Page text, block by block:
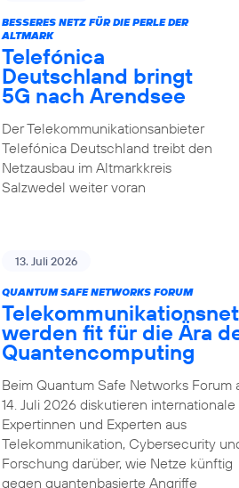
BESSERES NETZ FÜR DIE PERLE DER
ALTMARK
Telefónica
Deutschland bringt
5G nach Arendsee
Der Telekommunikationsanbieter
Telefónica Deutschland treibt den
Netzausbau im Altmarkkreis
Salzwedel weiter voran
13. Juli 2026
QUANTUM SAFE NETWORKS FORUM
werden fit für die Ära
Quantencomputing
Beim Quantum Safe Networks Forum
14. Juli 2026 diskutieren internationale
Expertinnen und Experten aus
Telekommunikation, Cybersecurity
Forschung darüber, wie Netze künftig
gegen quantenbasierte Angriffe